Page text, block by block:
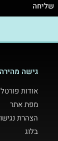
שליחה
גישה מהירה
אודות פורטל
מפת אתר
הצהרת
בלוג